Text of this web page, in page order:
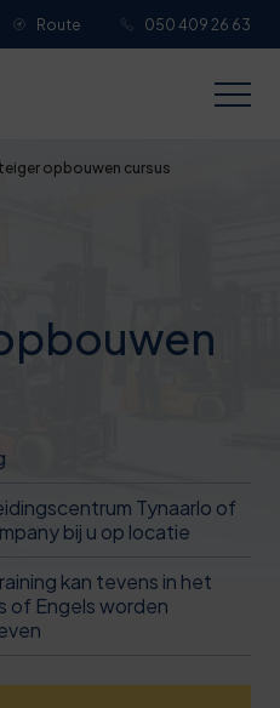
Route 050 409 26 63
opbouwen cursus
Tynaarlo of
bij u op locatie
kan tevens in het
of Engels worden